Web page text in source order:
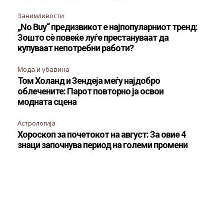
Занимливости
„No Buy“ предизвикот е најпопуларниот тренд:
Зошто сè повеќе луѓе престануваат да
купуваат непотребни работи?
Мода и убавина
Том Холанд и Зендеја меѓу најдобро
облечените: Парот повторно ја освои
модната сцена
Астрологија
Хороскоп за почетокот на август: За овие 4
знаци започнува период на големи промени